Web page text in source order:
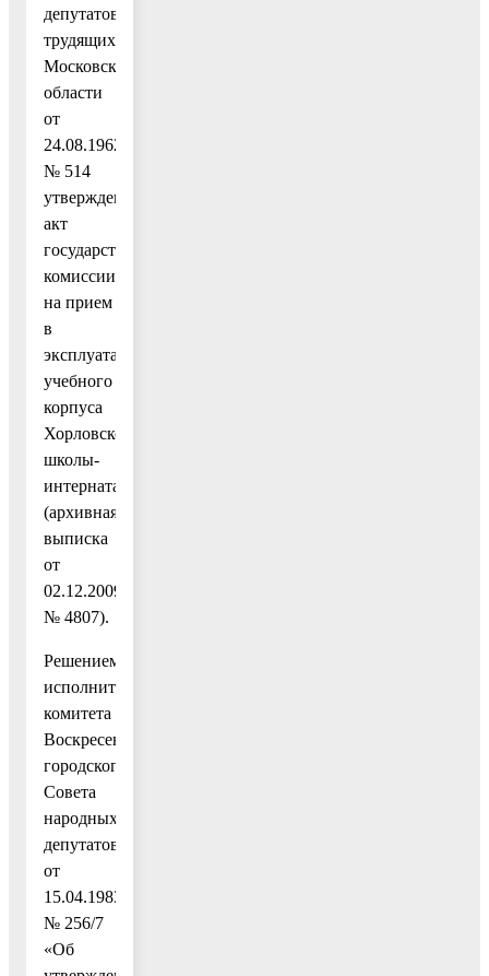
депутатов
трудящихся
Московской
области
от
24.08.1962
№ 514
утвержден
акт
государственной
комиссии
на прием
в
эксплуатацию
учебного
корпуса
Хорловской
школы-
интерната
(архивная
выписка
от
02.12.2009
№ 4807).
Решением
исполнительного
комитета
Воскресенского
городского
Совета
народных
депутатов
от
15.04.1983
№ 256/7
«Об